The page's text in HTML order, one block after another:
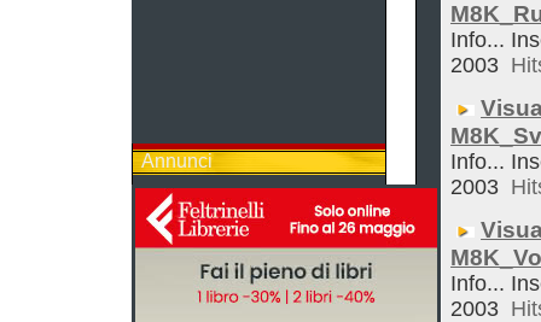
Annunci
Info...
2003
Info...
2003
Info...
2003